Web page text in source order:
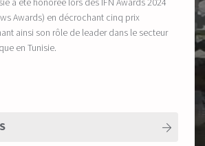
a été honorée lors des IFN Awards 2024
Awards) en décrochant cinq prix
ainsi son rôle de leader dans le secteur
en Tunisie.